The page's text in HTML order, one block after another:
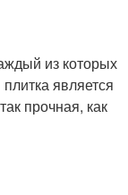
из которых
является
прочная, как